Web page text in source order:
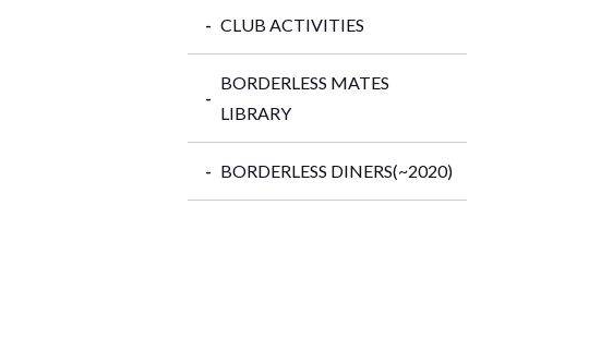
CLUB ACTIVITIES
BORDERLESS MATES
LIBRARY
BORDERLESS DINERS(~2020)